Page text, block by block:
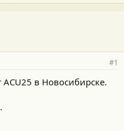
#1
ACU25 в Новосибирске.